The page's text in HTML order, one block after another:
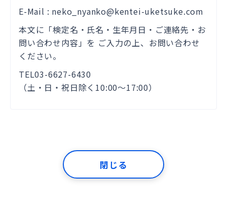
E-Mail : neko_nyanko@kentei-uketsuke.com
本文に「検定名・氏名・生年月日・ご連絡先・お
問い合わせ内容」を ご入力の上、お問い合わせ
ください。
TEL03-6627-6430
（土・日・祝日除く10:00～17:00）
閉じる